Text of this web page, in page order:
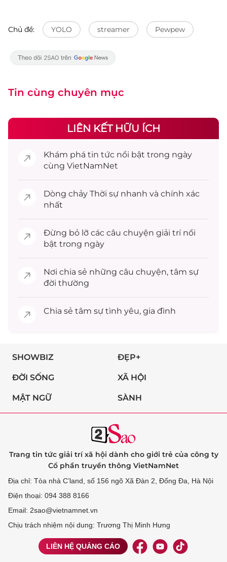
Chủ đề: YOLO streamer Pewpew
Tin cùng chuyên mục
LIÊN KẾT HỮU ÍCH
Khám phá tin tức nổi bật trong ngày
cùng VietNamNet
Dòng chảy Thời sự nhanh và chính xác
nhất
Đừng bỏ lỡ các câu chuyện giải trínổi
bật trong ngày
Nơi chia sẻ những câu chuyện, tâm sự
đời thường
Chia sẻ tâm sự tình yêu, gia đình
SHOWBIZ ĐẸP+
ĐỜI SỐNG XÃ HỘI
MẬT NGỮ SÀNH
Trang tin tức giải trí xã hội dành cho giới trẻ của công ty
Cổ phần truyền thông VietNamNet
Địa chỉ: Tòa nhà C’land, số 156 ngõ Xã Đàn 2, Đống Đa, Hà Nội
Điện thoại: 094 388 8166
Email: 2sao@vietnamnet.vn
Chịu trách nhiệm nội dung: Trương Thị Minh Hưng
LIÊN HỆ QUẢNG CÁO